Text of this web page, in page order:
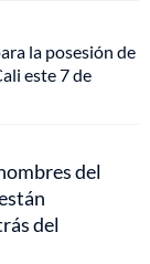
la posesión de
este 7 de
del
del